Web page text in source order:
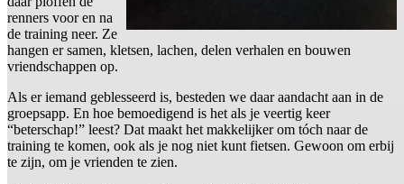
renners voor en na
de training neer. Ze
hangen er samen, kletsen, lachen, delen verhalen en bouwen
vriendschappen op.
Als er iemand geblesseerd is, besteden we daar aandacht aan in de
groepsapp. En hoe bemoedigend is het als je veertig keer
“beterschap!” leest? Dat maakt het makkelijker om tóch naar de
training te komen, ook als je nog niet kunt fietsen. Gewoon om erbij
te zijn, om je vrienden te zien.